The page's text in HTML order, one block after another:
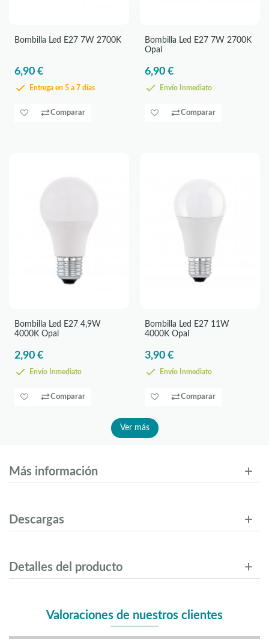
Bombilla Led E27 7W 2700K
6,90 €
Entrega en 5 a 7 días
Comparar
Bombilla Led E27 7W 2700K
Opal
6,90 €
Envío Inmediato
Comparar
Bombilla Led E27 4,9W
4000K Opal
2,90 €
Envío Inmediato
Comparar
Bombilla Led E27 11W
4000K Opal
3,90 €
Envío Inmediato
Comparar
Ver más
Más información
Descargas
Detalles del producto
Valoraciones de nuestros clientes